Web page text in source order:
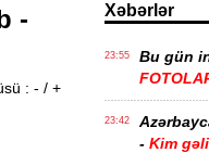
-
: - / +
Xəbərlər
23:55
Bu gün
23:42
- Kim